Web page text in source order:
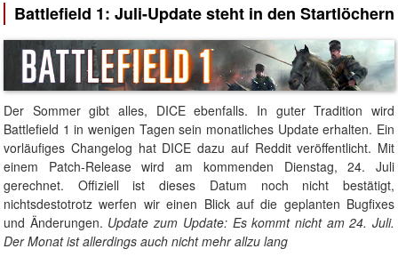
Battlefield 1: Juli-Update steht in den Startlöchern
Der Sommer gibt alles, DICE ebenfalls. In guter Tradition wird
Battlefield 1 in wenigen Tagen sein monatliches Update erhalten. Ein
vorläufiges Changelog hat DICE dazu auf Reddit veröffentlicht. Mit
einem Patch-Release wird am kommenden Dienstag, 24. Juli
gerechnet. Offiziell ist dieses Datum noch nicht bestätigt,
nichtsdestotrotz werfen wir einen Blick auf die geplanten Bugfixes
und Änderungen. Update zum Update: Es kommt nicht am 24. Juli.
Der Monat ist allerdings auch nicht mehr allzu lang